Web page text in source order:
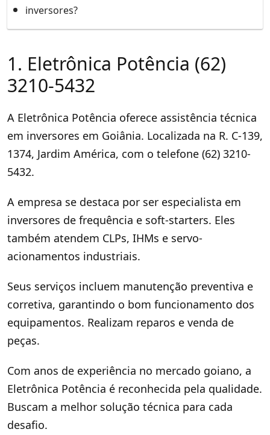
inversores?
1. Eletrônica Potência (62)
3210-5432
A Eletrônica Potência oferece assistência técnica
em inversores em Goiânia. Localizada na R. C-139,
1374, Jardim América, com o telefone (62) 3210-
5432.
A empresa se destaca por ser especialista em
inversores de frequência e soft-starters. Eles
também atendem CLPs, IHMs e servo-
acionamentos industriais.
Seus serviços incluem manutenção preventiva e
corretiva, garantindo o bom funcionamento dos
equipamentos. Realizam reparos e venda de
peças.
Com anos de experiência no mercado goiano, a
Eletrônica Potência é reconhecida pela qualidade.
Buscam a melhor solução técnica para cada
desafio.